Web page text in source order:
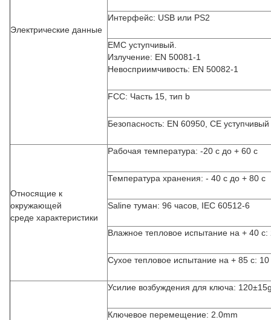
Электрические данные
Интерфейс: USB или PS2
EMC уступчивый.
Излучение: EN 50081-1
Невосприимчивость: EN 50082-1
FCC: Часть 15, тип b
Безопасность: EN 60950, CE уступчивый
Относящие к
окружающей
среде характеристики
Рабочая температура: -20 c до + 60 c
Температура хранения: - 40 c до + 80 c
Saline туман: 96 часов, IEC 60512-6
Влажное тепловое испытание на + 40
Сухое тепловое испытание на + 85 c:
Усилие возбуждения для ключа:
Ключевое перемещение: 2.0mm